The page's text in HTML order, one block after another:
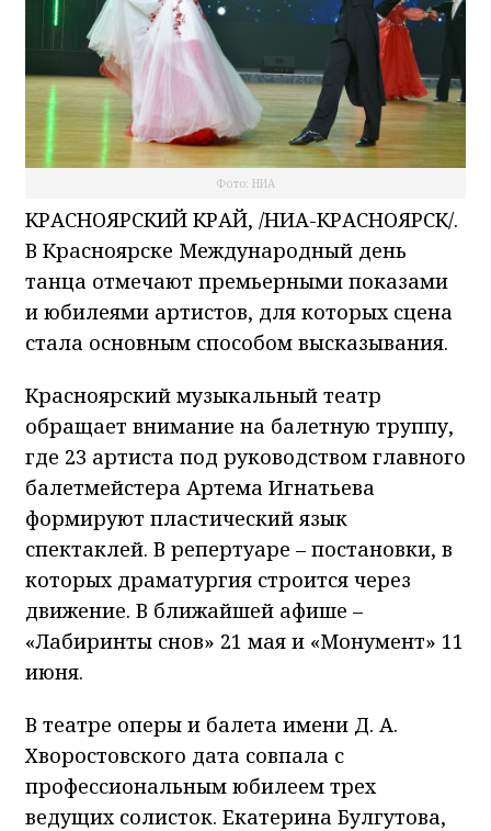
Фото: НИА
КРАСНОЯРСКИЙ КРАЙ, /НИА-КРАСНОЯРСК/.
В Красноярске Международный день
танца отмечают премьерными показами
и юбилеями артистов, для которых сцена
стала основным способом высказывания.
Красноярский музыкальный театр
обращает внимание на балетную труппу,
где 23 артиста под руководством главного
балетмейстера Артема Игнатьева
формируют пластический язык
спектаклей. В репертуаре – постановки, в
которых драматургия строится через
движение. В ближайшей афише –
«Лабиринты снов» 21 мая и «Монумент» 11
июня.
В театре оперы и балета имени Д. А.
Хворостовского дата совпала с
профессиональным юбилеем трех
ведущих солисток. Екатерина Булгутова,